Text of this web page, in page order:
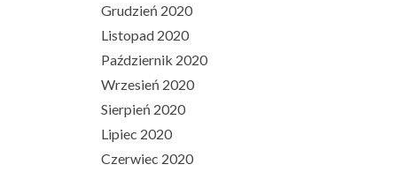
Grudzień 2020
Listopad 2020
Październik 2020
Wrzesień 2020
Sierpień 2020
Lipiec 2020
Czerwiec 2020